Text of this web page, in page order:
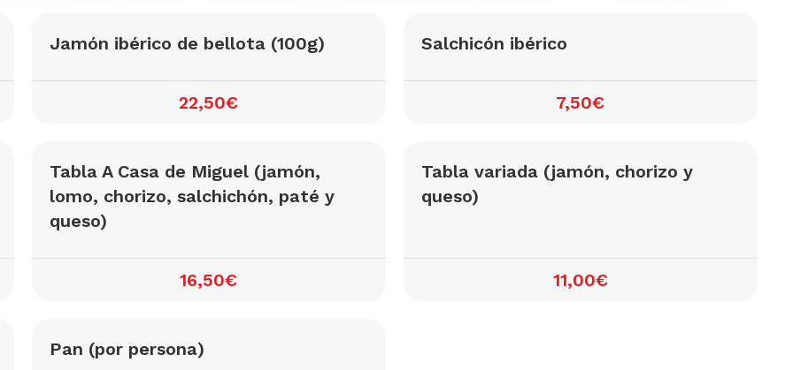
Jamón ibérico de bellota (100g)
22,50€
Salchicón ibérico
7,50€
Tabla A Casa de Miguel (jamón,
lomo, chorizo, salchichón, paté y
queso)
16,50€
Tabla variada (jamón, chorizo y
queso)
11,00€
Pan (por persona)